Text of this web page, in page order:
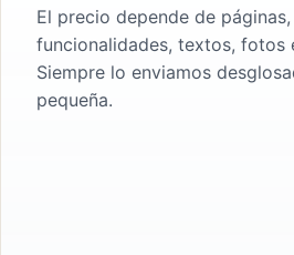
El precio depende de páginas,
funcionalidades, textos, fotos
Siempre lo enviamos
pequeña.